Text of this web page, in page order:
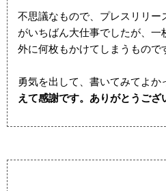
不思議なもので、プレスリリー
がいちばん大仕事でしたが、
外に何枚もかけてしまうもので
勇気を出して、書いてみてよ
えて感謝です。ありがとうござ